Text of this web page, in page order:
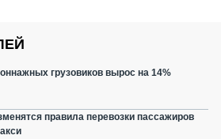
грузовиков вырос на 14%
правила перевозки пассажиров